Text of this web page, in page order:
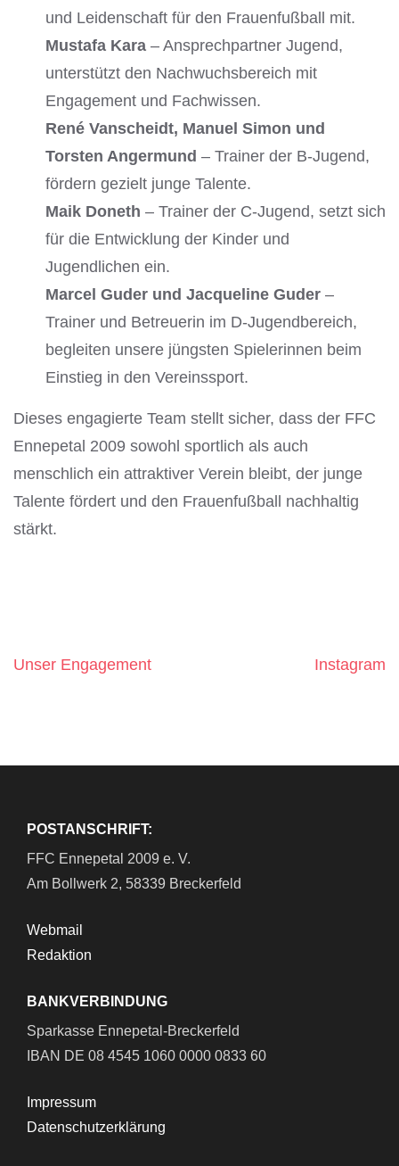
und Leidenschaft für den Frauenfußball mit.
Mustafa Kara – Ansprechpartner Jugend,
unterstützt den Nachwuchsbereich mit
Engagement und Fachwissen.
René Vanscheidt, Manuel Simon und
Torsten Angermund – Trainer der B-Jugend,
fördern gezielt junge Talente.
Maik Doneth – Trainer der C-Jugend, setzt sich
für die Entwicklung der Kinder und
Jugendlichen ein.
Marcel Guder und Jacqueline Guder –
Trainer und Betreuerin im D-Jugendbereich,
begleiten unsere jüngsten Spielerinnen beim
Einstieg in den Vereinssport.
Dieses engagierte Team stellt sicher, dass der FFC
Ennepetal 2009 sowohl sportlich als auch
menschlich ein attraktiver Verein bleibt, der junge
Talente fördert und den Frauenfußball nachhaltig
stärkt.
Beitragsnavigation
Unser Engagement Instagram
POSTANSCHRIFT:
FFC Ennepetal 2009 e. V.
Am Bollwerk 2, 58339 Breckerfeld
Webmail
Redaktion
BANKVERBINDUNG
Sparkasse Ennepetal-Breckerfeld
IBAN DE 08 4545 1060 0000 0833 60
Impressum
Datenschutzerklärung